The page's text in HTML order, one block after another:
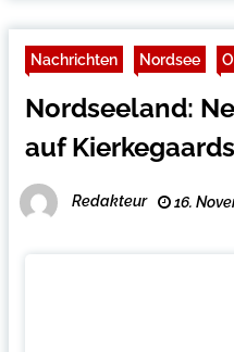
Nachrichten Nordsee
Nordseeland:
auf
Redakteur 16.